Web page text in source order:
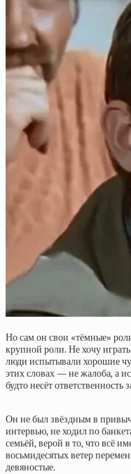
Но сам он свои «тёмные»
крупной роли. Не хочу
люди испытывали хорошие
этих словах — не жалоба, а
будто несёт ответственность
Он не был звёздным в
интервью, не ходил по
семьёй, верой в то, что всё
восьмидесятых ветер
девяностые.